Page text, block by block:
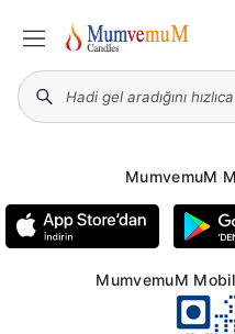
MumvemuM
MumvemuM